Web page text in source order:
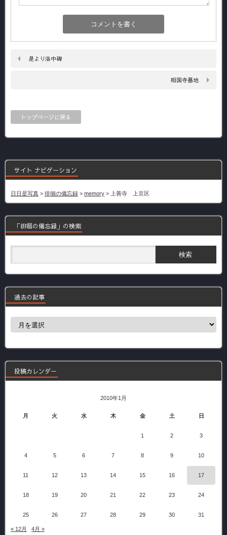
是より洛中碑
相国寺墓地
トップページに戻る
サイト ナビゲーション
日日是写真 > 徘徊の備忘録 > memory > 上善寺 上京区
「徘徊の備忘録」の検索
過去の記事
事
投稿カレンダー
2010年1月
月 火 水 木 金 土 日
1 2 3
4 5 6 7 8 9 10
11 12 13 14 15 16 17
18 19 20 21 22 23 24
25 26 27 28 29 30 31
« 12月 4月 »